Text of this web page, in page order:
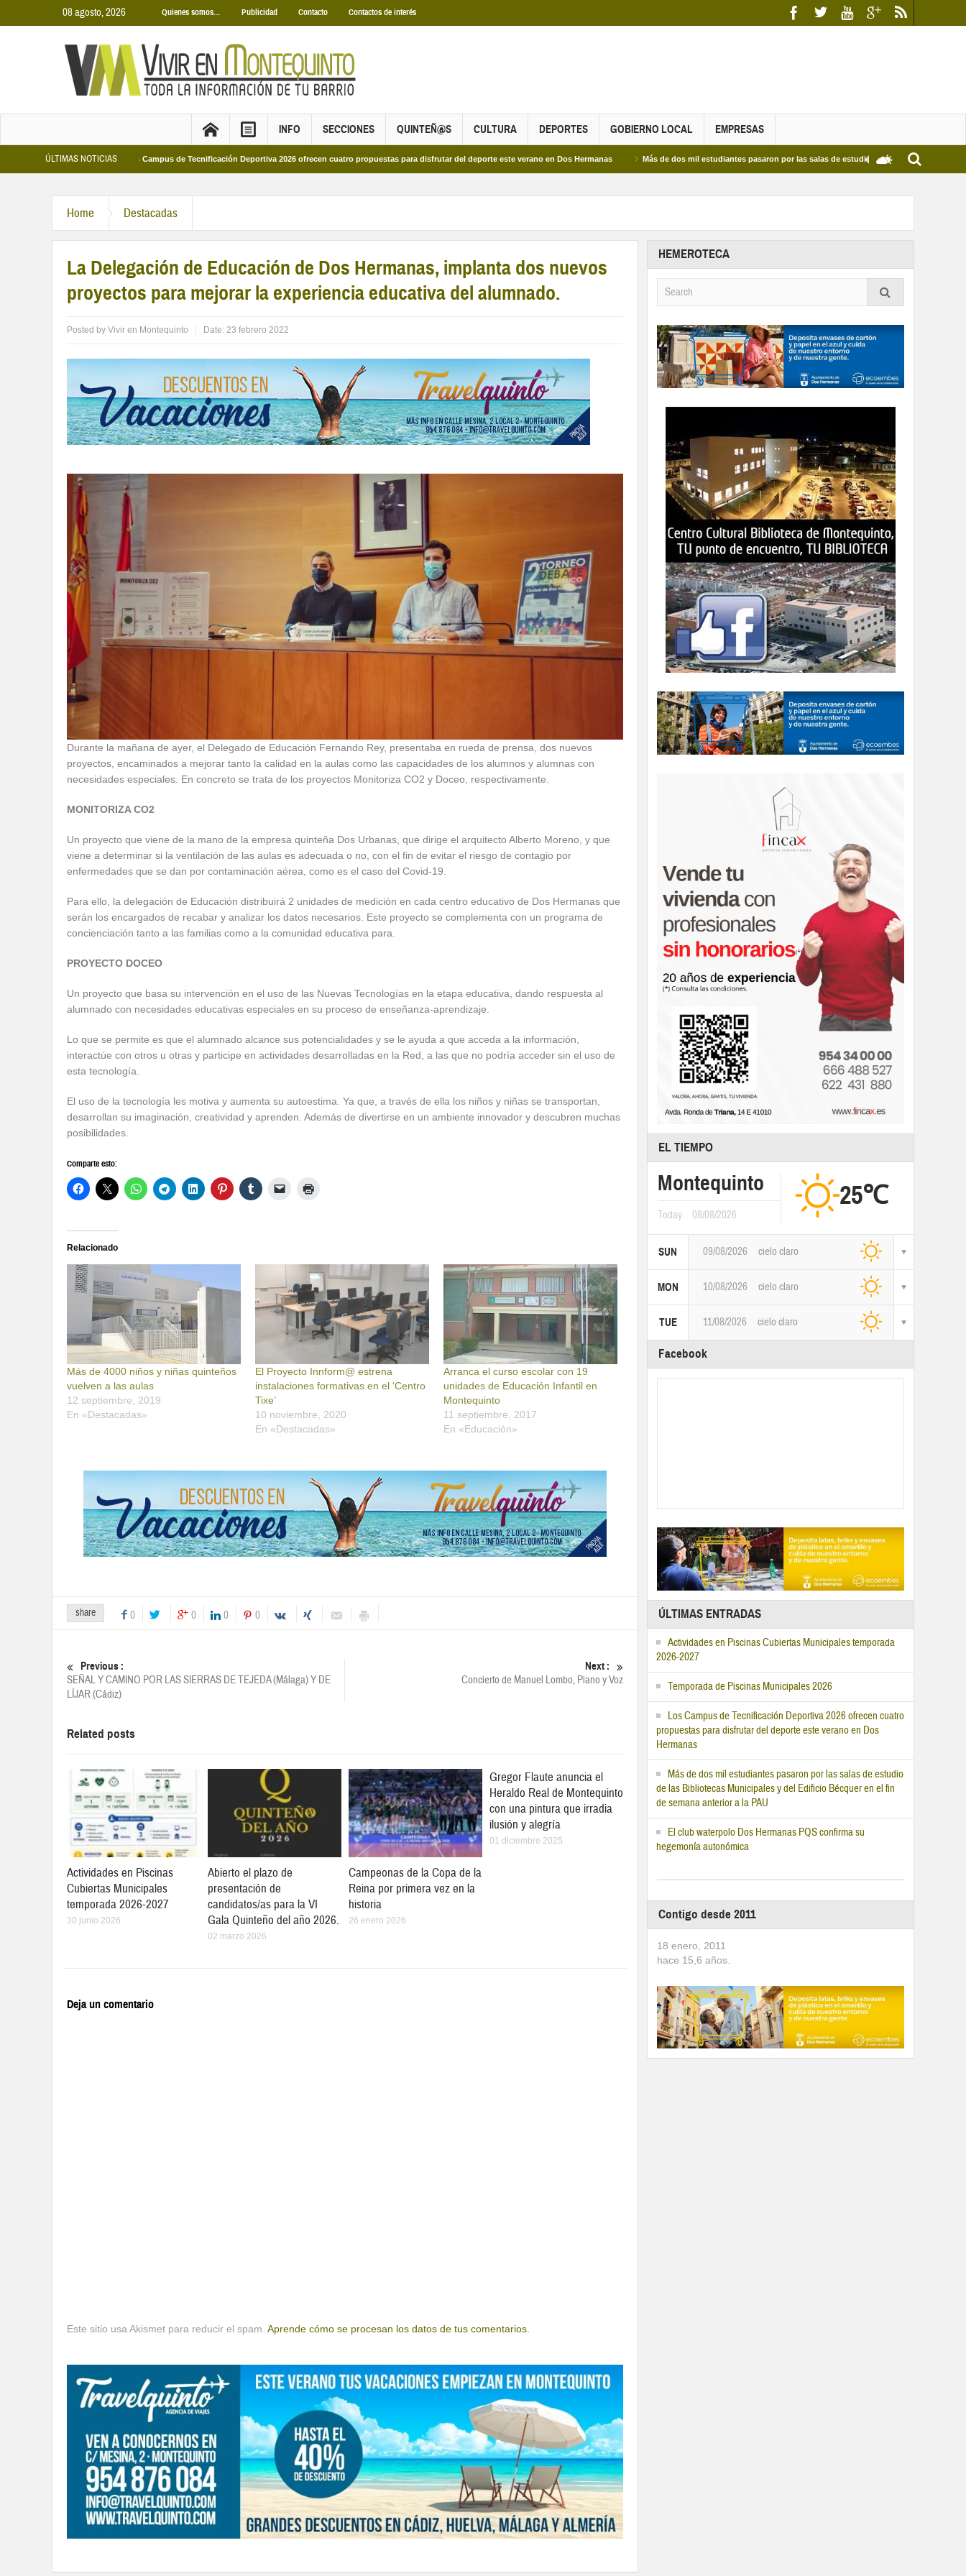
08 agosto, 2026 Quienes somos… Publicidad Contacto Contactos de interés
INFO SECCIONES QUINTEÑ@S CULTURA DEPORTES GOBIERNO LOCAL EMPRESAS
ÚLTIMAS NOTICIAS
2026 Los Campus de Tecnificación Deportiva 2026 ofrecen cuatro propuestas para disfrutar del deporte este verano en Dos Hermanas Más de dos mil estudiantes pasaron por las salas de estudio de las Bibliotecas Municipales y
Home Destacadas
La Delegación de Educación de Dos Hermanas, implanta dos nuevos
proyectos para mejorar la experiencia educativa del alumnado.
Posted by Vivir en Montequinto Date: 23 febrero 2022
Durante la mañana de ayer, el Delegado de Educación Fernando Rey, presentaba en rueda de prensa, dos nuevos
proyectos, encaminados a mejorar tanto la calidad en la aulas como las capacidades de los alumnos y alumnas con
necesidades especiales. En concreto se trata de los proyectos Monitoriza CO2 y Doceo, respectivamente.
MONITORIZA CO2
Un proyecto que viene de la mano de la empresa quinteña Dos Urbanas, que dirige el arquitecto Alberto Moreno, y que
viene a determinar si la ventilación de las aulas es adecuada o no, con el fin de evitar el riesgo de contagio por
enfermedades que se dan por contaminación aérea, como es el caso del Covid-19.
Para ello, la delegación de Educación distribuirá 2 unidades de medición en cada centro educativo de Dos Hermanas que
serán los encargados de recabar y analizar los datos necesarios. Este proyecto se complementa con un programa de
concienciación tanto a las familias como a la comunidad educativa para.
PROYECTO DOCEO
Un proyecto que basa su intervención en el uso de las Nuevas Tecnologías en la etapa educativa, dando respuesta al
alumnado con necesidades educativas especiales en su proceso de enseñanza-aprendizaje.
Lo que se permite es que el alumnado alcance sus potencialidades y se le ayuda a que acceda a la información,
interactúe con otros u otras y participe en actividades desarrolladas en la Red, a las que no podría acceder sin el uso de
esta tecnología.
El uso de la tecnología les motiva y aumenta su autoestima. Ya que, a través de ella los niños y niñas se transportan,
desarrollan su imaginación, creatividad y aprenden. Además de divertirse en un ambiente innovador y descubren muchas
posibilidades.
Comparte esto:
Relacionado
Más de 4000 niños y niñas quinteños
vuelven a las aulas
12 septiembre, 2019
En «Destacadas»
El Proyecto Innform@ estrena
instalaciones formativas en el ‘Centro
Tixe’
10 noviembre, 2020
En «Destacadas»
Arranca el curso escolar con 19
unidades de Educación Infantil en
Montequinto
11 septiembre, 2017
En «Educación»
share 0 0 0 0
Previous :
SEÑAL Y CAMINO POR LAS SIERRAS DE TEJEDA (Málaga) Y DE
LÍJAR (Cádiz)
Next :
Concierto de Manuel Lombo, Piano y Voz
Related posts
Actividades en Piscinas
Cubiertas Municipales
temporada 2026-2027
30 junio 2026
Abierto el plazo de
presentación de
candidatos/as para la VI
Gala Quinteño del año 2026.
02 marzo 2026
Campeonas de la Copa de la
Reina por primera vez en la
historia
26 enero 2026
Gregor Flaute anuncia el
Heraldo Real de Montequinto
con una pintura que irradia
ilusión y alegría
01 diciembre 2025
Deja un comentario
Este sitio usa Akismet para reducir el spam. Aprende cómo se procesan los datos de tus comentarios.
HEMEROTECA
EL TIEMPO
Montequinto
Today 08/08/2026
25℃
SUN 09/08/2026 cielo claro
MON 10/08/2026 cielo claro
TUE 11/08/2026 cielo claro
Facebook
ÚLTIMAS ENTRADAS
Actividades en Piscinas Cubiertas Municipales temporada
2026-2027
Temporada de Piscinas Municipales 2026
Los Campus de Tecnificación Deportiva 2026 ofrecen cuatro
propuestas para disfrutar del deporte este verano en Dos
Hermanas
Más de dos mil estudiantes pasaron por las salas de estudio
de las Bibliotecas Municipales y del Edificio Bécquer en el fin
de semana anterior a la PAU
El club waterpolo Dos Hermanas PQS confirma su
hegemonía autonómica
Contigo desde 2011
18 enero, 2011
hace 15,6 años.